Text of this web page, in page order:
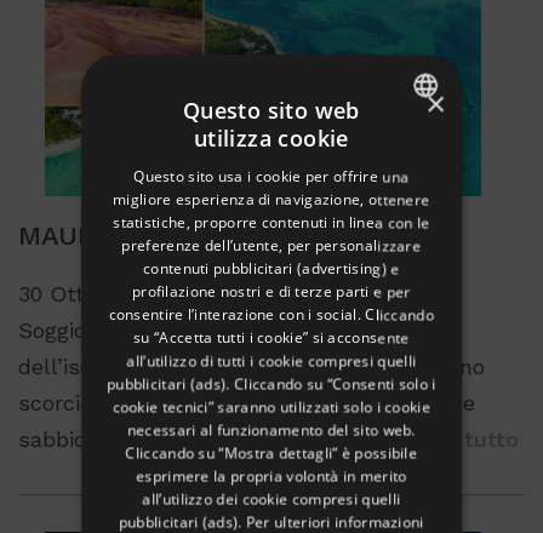
MAURITIUS
30 Ottobre / 8 Novembre 10 giorni / 7 notti
Soggiorno su una delle baie più famose
dell’isola, il Bravo Mauricia si affaccia su uno
scorcio unico di acque tropicali, con litorale
sabbioso di Grand Baie su cui fare...Leggi tutto
ENGLISH
GERMAN
FRENCH
RUSSIAN
×
Questo sito web
utilizza cookie
Questo sito usa i cookie per offrire una
migliore esperienza di navigazione, ottenere
statistiche, proporre contenuti in linea con le
preferenze dell’utente, per personalizzare
contenuti pubblicitari (advertising) e
profilazione nostri e di terze parti e per
consentire l’interazione con i social. Cliccando
su “Accetta tutti i cookie” si acconsente
all’utilizzo di tutti i cookie compresi quelli
pubblicitari (ads). Cliccando su “Consenti solo i
cookie tecnici” saranno utilizzati solo i cookie
necessari al funzionamento del sito web.
Cliccando su “Mostra dettagli” è possibile
esprimere la propria volontà in merito
all’utilizzo dei cookie compresi quelli
pubblicitari (ads). Per ulteriori informazioni